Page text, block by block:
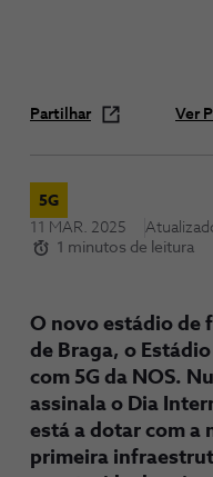
Partilhar Ver
5G
11 MAR. 2025
1 minutos de leitura
O novo estádio de
de Braga, o
com 5G da NOS.
assinala o Dia
está a dotar com a
primeira